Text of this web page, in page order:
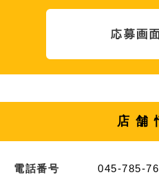
店舗
電話番号 045-785-